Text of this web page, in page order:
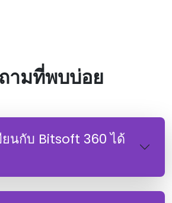
ามที่พบบ่อย
ยนกับ Bitsoft 360 ได้